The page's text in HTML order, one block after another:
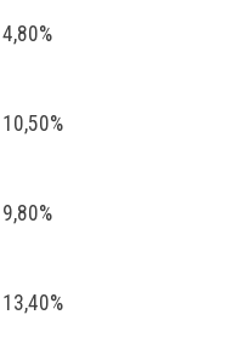
4,80%
10,50%
9,80%
13,40%